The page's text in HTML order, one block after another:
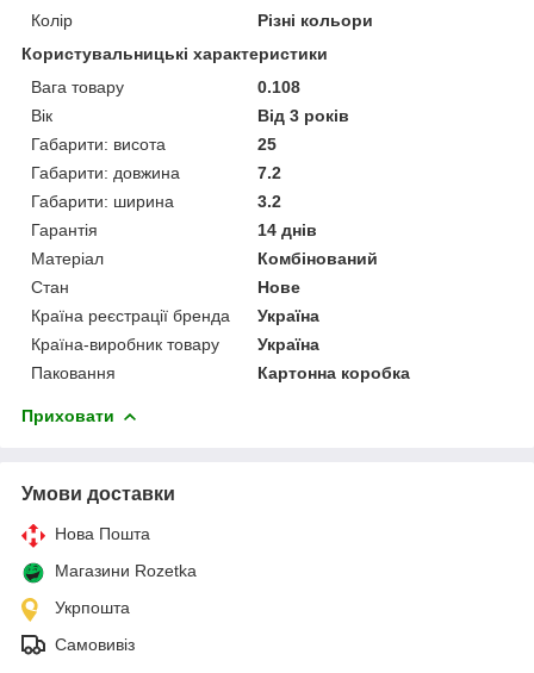
Колір
Різні кольори
Користувальницькі характеристики
Вага товару
0.108
Вік
Від 3 років
Габарити: висота
25
Габарити: довжина
7.2
Габарити: ширина
3.2
Гарантія
14 днів
Матеріал
Комбінований
Стан
Нове
Країна реєстрації бренда
Україна
Країна-виробник товару
Україна
Паковання
Картонна коробка
Приховати
Умови доставки
Нова Пошта
Магазини Rozetka
Укрпошта
Самовивіз